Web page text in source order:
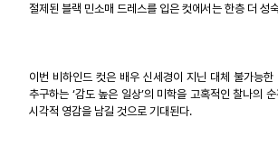
절제된 블랙 민소매 드레스를 입은 컷에서는 한층 더 성
이번 비하인드 컷은 배우 신세경이 지닌 대체 불가능
추구하는 ‘감도 높은 일상’의 미학을 고혹적인 찰나의
시각적 영감을 남길 것으로 기대된다.